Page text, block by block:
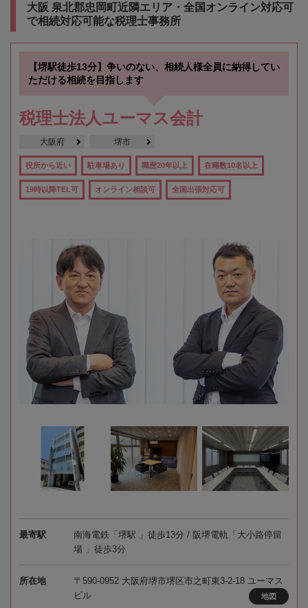
大阪 泉北郡忠岡町近隣エリア・全国オンライン対応可
で相続対応可能な税理士事務所
【堺駅徒歩13分】争いのない、相続人様全員に納得してい
ただける相続を目指します
税理士法人ユーマス会計
大阪府 堺市
役所から近い 駐車場あり 職歴20年以上 在籍数10名以上
19時以降TEL可 オンライン相談可 全国出張対応可
最寄駅
南海電鉄「堺駅 」徒歩13分 / 阪堺電軌「大小路停留
場 」徒歩3分
所在地
〒590-0952 大阪府堺市堺区市之町東3-2-18 ユーマス
ビル
地図